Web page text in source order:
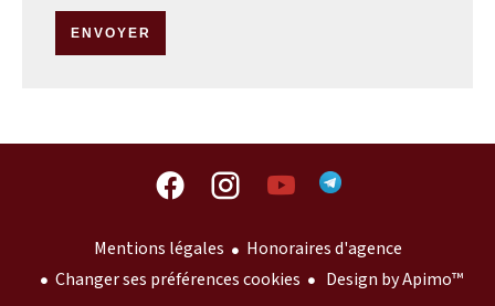
ENVOYER
Mentions légales
Honoraires d'agence
Changer ses préférences cookies
Design byApimo™